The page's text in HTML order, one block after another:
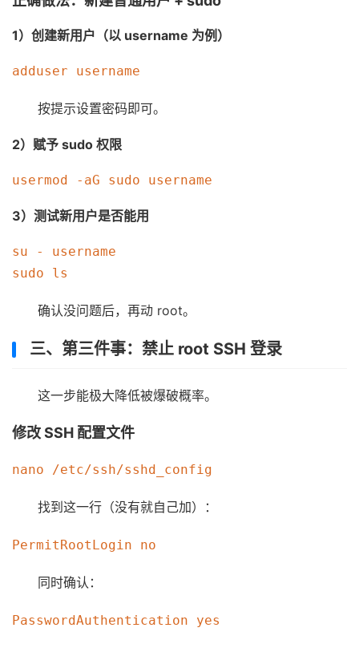
1）创建新用户（以 username 为例）
按提示设置密码即可。
2）赋予 sudo 权限
3）测试新用户是否能用
su - username
确认没问题后，再动 root。
三、第三件事：禁止 root SSH 登录
这一步能极大降低被爆破概率。
修改 SSH 配置文件
找到这一行（没有就自己加）：
同时确认：